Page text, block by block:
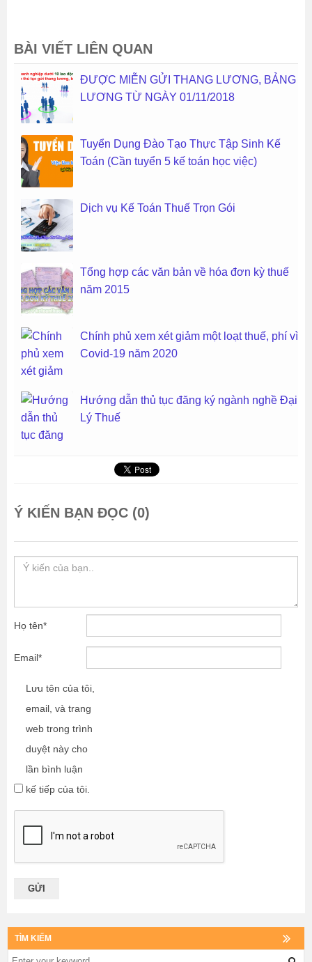
BÀI VIẾT LIÊN QUAN
ĐƯỢC MIỄN GỬI THANG LƯƠNG, BẢNG
LƯƠNG TỪ NGÀY 01/11/2018
Tuyển Dụng Đào Tạo Thực Tập Sinh Kế
Toán (Cần tuyển 5 kế toán học việc)
Dịch vụ Kế Toán Thuế Trọn Gói
Tổng hợp các văn bản về hóa đơn kỳ thuế
năm 2015
Chính phủ xem xét giảm một loạt thuế, phí vì
Covid-19 năm 2020
Hướng dẫn thủ tục đăng ký ngành nghề Đại
Lý Thuế
Ý KIẾN BẠN ĐỌC (0)
Họ tên*
Email*
Lưu tên của tôi,
email, và trang
web trong trình
duyệt này cho
lần bình luận
kế tiếp của tôi.
TÌM KIẾM